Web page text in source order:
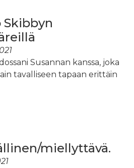
Skibbyn
Susannan kanssa, joka
tavalliseen tapaan erittäin
miellyttävä.